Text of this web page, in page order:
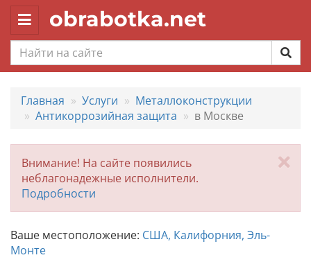
Toggle
navigation
obrabotka.net
Главная Услуги
Металлоконструкции
Антикоррозийная защита
в Москве
Внимание! На сайте появились
неблагонадежные исполнители.
Подробности
Ваше местоположение: США, Калифорния, Эль-
Монте